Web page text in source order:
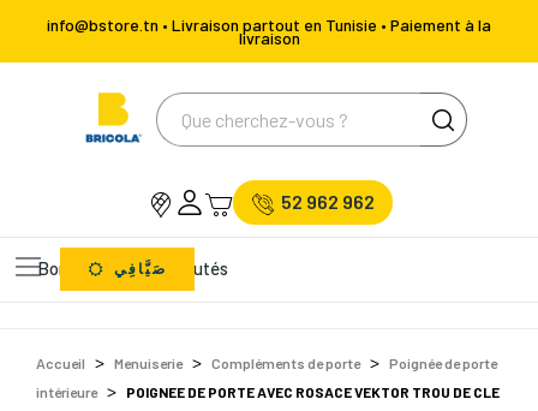
info@bstore.tn • Livraison partout en Tunisie • Paiement à la
livraison
52 962 962
Bons Plans Nouveautés
صَيَّافِي
Accueil Menuiserie Compléments de porte
Poignée de porte
intérieure
POIGNEE DE PORTE AVEC ROSACE VEKTOR TROU DE CLE